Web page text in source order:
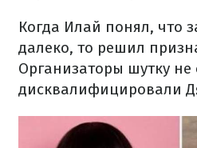
Когда Илай понял, что
далеко, то решил
Организаторы шутку
дисквалифицировали